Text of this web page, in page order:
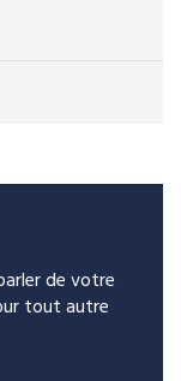
de votre
tout autre